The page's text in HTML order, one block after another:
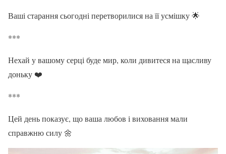
Ваші старання сьогодні перетворилися на її усмішку 🌟
***
Нехай у вашому серці буде мир, коли дивитеся на щасливу
доньку ❤️
***
Цей день показує, що ваша любов і виховання мали
справжню силу 🌼